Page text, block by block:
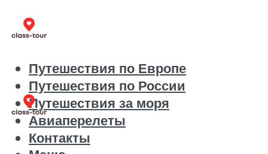
Путешествия по Европе
Путешествия по России
Путешествия за моря
Авиаперелеты
Контакты